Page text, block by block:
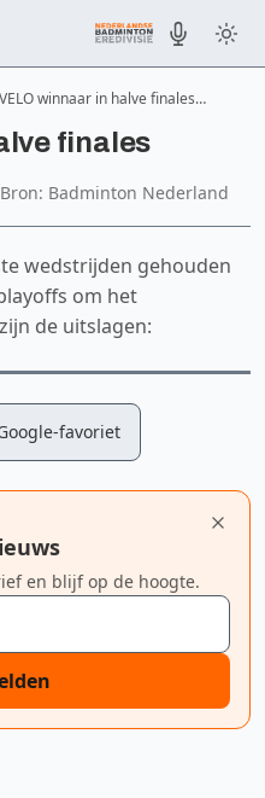
VELO winnaar in halve finales…
finales
Bron: Badminton Nederland
wedstrijden gehouden
om het
de uitslagen:
favoriet
en blijf op de hoogte.